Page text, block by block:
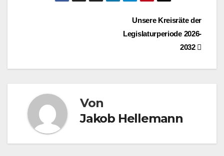
BeitragsnavigationUnsere Kreisräte der
Legislaturperiode 2026-
2032
Von
Jakob Hellemann